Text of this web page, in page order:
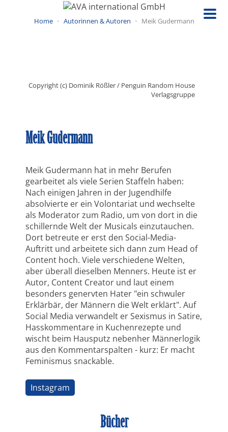
Home Autorinnen & Autoren Meik Gudermann
Copyright (c) Dominik Rößler / Penguin Random House
Verlagsgruppe
Meik Gudermann
Meik Gudermann hat in mehr Berufen
gearbeitet als viele Serien Staffeln haben:
Nach einigen Jahren in der Jugendhilfe
absolvierte er ein Volontariat und wechselte
als Moderator zum Radio, um von dort in die
schillernde Welt der Musicals einzutauchen.
Dort betreute er erst den Social-Media-
Auftritt und arbeitete sich dann zum Head of
Content hoch. Viele verschiedene Welten,
aber überall dieselben Menners. Heute ist er
Autor, Content Creator und laut einem
besonders genervten Hater "ein schwuler
Erklärbär, der Männern die Welt erklärt". Auf
Social Media verwandelt er Sexismus in Satire,
Hasskommentare in Kuchenrezepte und
wischt beim Hausputz nebenher Männerlogik
aus den Kommentarspalten - kurz: Er macht
Feminismus snackable.
Instagram
Bücher